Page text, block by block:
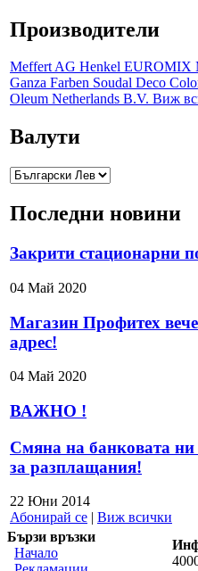
Производители
Meffert AG Henkel EUROMIX
Ganza Farben Soudal Deco
Oleum Netherlands B.V. Виж
Валути
Последни новини
Закрити стационарни
04 Май 2020
Магазин Профитех
адрес!
04 Май 2020
ВАЖНО !
Смяна на банковата ни
за разплащания!
22 Юни 2014
Абонирай се | Виж всички
Бързи връзки
Начало